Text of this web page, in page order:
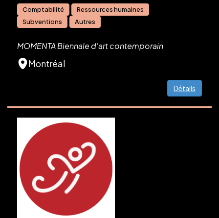
Comptabilité
Ressources humaines
Subventions
Autres
MOMENTA Biennale d'art contemporain
Montréal
Détails